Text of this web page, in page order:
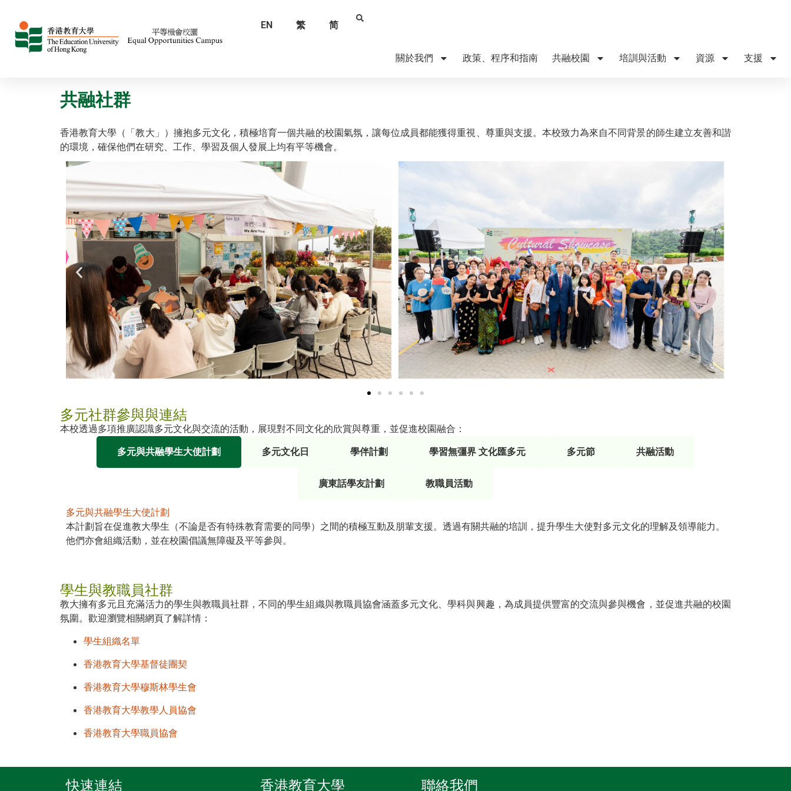
EN 繁 简
關於我們 政策、程序和指南 共融校園 培訓與活動 資源 支援
共融社群
香港教育大學（「教大」）擁抱多元文化，積極培育一個共融的校園氣氛，讓每位成員都能獲得重視、尊重與支援。本校致力為來自不同背景的師生建立友善和諧
的環境，確保他們在研究、工作、學習及個人發展上均有平等機會。
多元社群參與與連結
本校透過多項推廣認識多元文化與交流的活動，展現對不同文化的欣賞與尊重，並促進校園融合：
多元與共融學生大使計劃
多元文化日 學伴計劃 學習無彊界 文化匯多元 多元節 共融活動
廣東話學友計劃 教職員活動
多元與共融學生大使計劃
本計劃旨在促進教大學生（不論是否有特殊教育需要的同學）之間的積極互動及朋輩支援。透過有關共融的培訓，提升學生大使對多元文化的理解及領導能力。
他們亦會組織活動，並在校園倡議無障礙及平等參與。
學生與教職員社群
教大擁有多元且充滿活力的學生與教職員社群，不同的學生組織與教職員協會涵蓋多元文化、學科與興趣，為成員提供豐富的交流與參與機會，並促進共融的校園
氛圍。歡迎瀏覽相關網頁了解詳情：
學生組織名單
香港教育大學基督徒團契
香港教育大學穆斯林學生會
香港教育大學教學人員協會
香港教育大學職員協會
快速連結 香港教育大學 聯絡我們